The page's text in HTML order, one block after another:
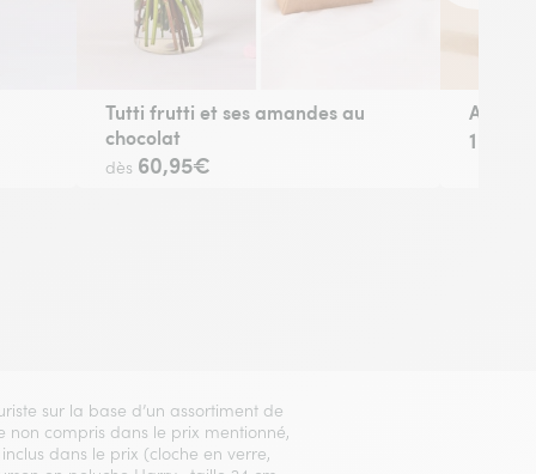
Tutti frutti et ses amandes au
chocolat
dès 60,95€
Amis
19,95€
sur la base d’un assortiment de
compris dans le prix mentionné,
dans le prix (cloche en verre,